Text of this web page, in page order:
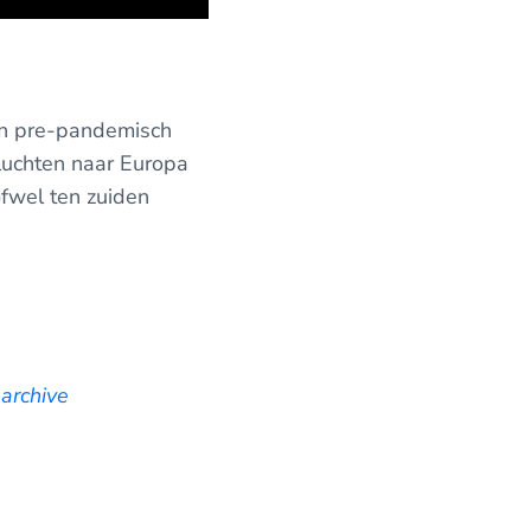
pre-pandemisch
naar Europa
ten zuiden